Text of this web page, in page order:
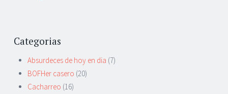
Categorias
Absurdeces de hoy en dia (7)
BOFHer casero (20)
Cacharreo (16)